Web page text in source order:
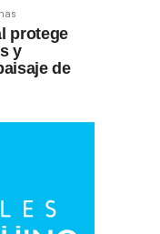
protege
y
de